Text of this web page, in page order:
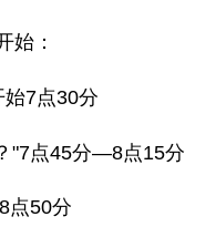
始：
7点30分
"7点45分—8点15分
点50分